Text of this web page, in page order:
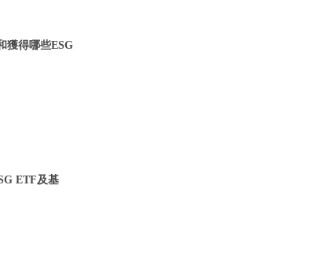
獲得哪些ESG
ETF及基